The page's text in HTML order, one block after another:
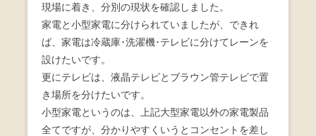
現場に着き、分別の現状を確認しました。
家電と小型家電に分けられていましたが、できれ
ば、家電は冷蔵庫･洗濯機･テレビに分けてレーンを
設けたいです。
更にテレビは、液晶テレビとブラウン管テレビで置
き場所を分けたいです。
小型家電というのは、上記大型家電以外の家電製品
全てですが、分かりやすくいうとコンセントを差し